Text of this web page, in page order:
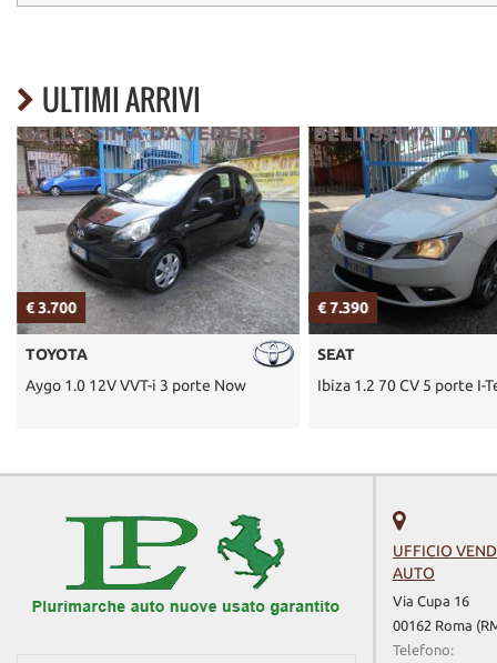
ULTIMI ARRIVI
€ 3.700
TOYOTA
Aygo 1.0 12V VVT-i 3 porte Now
€ 7.390
SEAT
Ibiza 1.2 70 CV 5 porte I-
UFFICIO
AUTO
Via Cupa 16
00162 Roma
Telefono: